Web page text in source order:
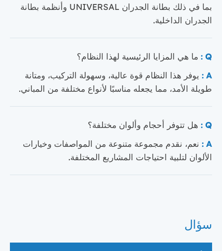
بما في ذلك بطانة الجدران UNIVERSAL وأنظمة بطانة
الجدران الداخلية.
Q : ما هي المزايا الرئيسية لهذا النظام؟
A :
يوفر هذا النظام قوة عالية، وسهولة التركيب، ومتانة
طويلة الأمد، مما يجعله مناسبًا لأنواع مختلفة من المباني.
Q : هل تتوفر أحجام وألوان مختلفة؟
A :
نعم، نقدم مجموعة متنوعة من المواصفات وخيارات
الألوان لتلبية احتياجات المشاريع المختلفة.
سؤال